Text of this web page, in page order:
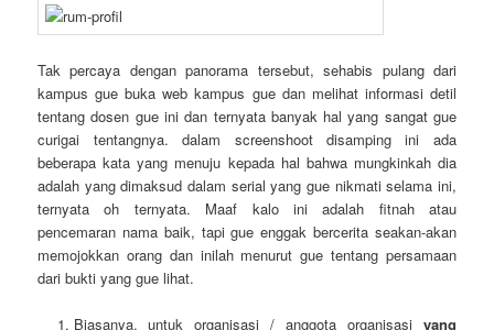
Tak percaya dengan panorama tersebut, sehabis pulang dari
kampus gue buka web kampus gue dan melihat informasi detil
tentang dosen gue ini dan ternyata banyak hal yang sangat gue
curigai tentangnya. dalam screenshoot disamping ini ada
beberapa kata yang menuju kepada hal bahwa mungkinkah dia
adalah yang dimaksud dalam serial yang gue nikmati selama ini,
ternyata oh ternyata. Maaf kalo ini adalah fitnah atau
pencemaran nama baik, tapi gue enggak bercerita seakan-akan
memojokkan orang dan inilah menurut gue tentang persamaan
dari bukti yang gue lihat.
Biasanya, untuk organisasi / anggota organisasi yang